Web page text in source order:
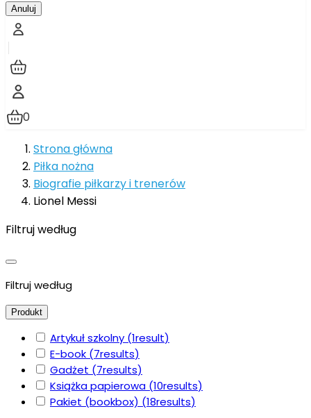
Anuluj
0
Strona główna
Piłka nożna
Biografie piłkarzy i trenerów
Lionel Messi
Filtruj według
Filtruj według
Produkt
Artykuł szkolny (1result)
E-book (7results)
Gadżet (7results)
Książka papierowa (10results)
Pakiet (bookbox) (18results)